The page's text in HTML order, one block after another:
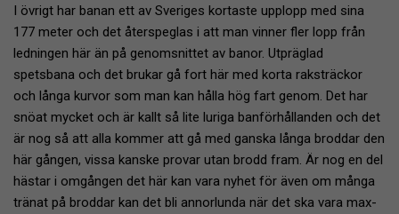
I övrigt har banan ett av Sveriges kortaste upplopp med sina
177 meter och det återspeglas i att man vinner fler lopp från
ledningen här än på genomsnittet av banor. Utpräglad
spetsbana och det brukar gå fort här med korta raksträckor
och långa kurvor som man kan hålla hög fart genom. Det har
snöat mycket och är kallt så lite luriga banförhållanden och det
är nog så att alla kommer att gå med ganska långa broddar den
här gången, vissa kanske provar utan brodd fram. Är nog en del
hästar i omgången det här kan vara nyhet för även om många
tränat på broddar kan det bli annorlunda när det ska vara max-